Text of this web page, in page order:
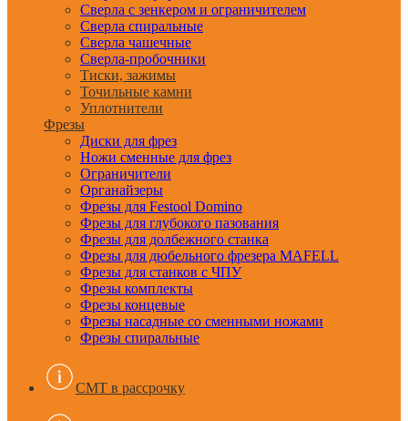
Сверла с зенкером и ограничителем
Сверла спиральные
Сверла чашечные
Сверла-пробочники
Тиски, зажимы
Точильные камни
Уплотнители
Фрезы
Диски для фрез
Ножи сменные для фрез
Ограничители
Органайзеры
Фрезы для Festool Domino
Фрезы для глубокого пазования
Фрезы для долбежного станка
Фрезы для дюбельного фрезера MAFELL
Фрезы для станков с ЧПУ
Фрезы комплекты
Фрезы концевые
Фрезы насадные со сменными ножами
Фрезы спиральные
CMT в рассрочку